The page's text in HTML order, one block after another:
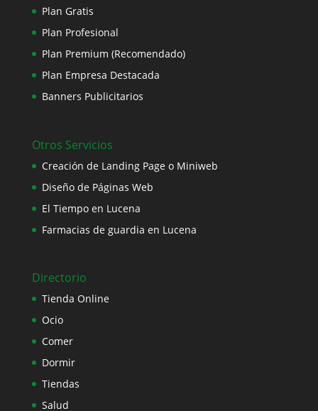
Plan Gratis
Plan Profesional
Plan Premium (Recomendado)
Plan Empresa Destacada
Banners Publicitarios
Otros Servicios
Creación de Landing Page o Miniweb
Diseño de Páginas Web
El Tiempo en Lucena
Farmacias de guardia en Lucena
Directorio
Tienda Online
Ocio
Comer
Dormir
Tiendas
Salud